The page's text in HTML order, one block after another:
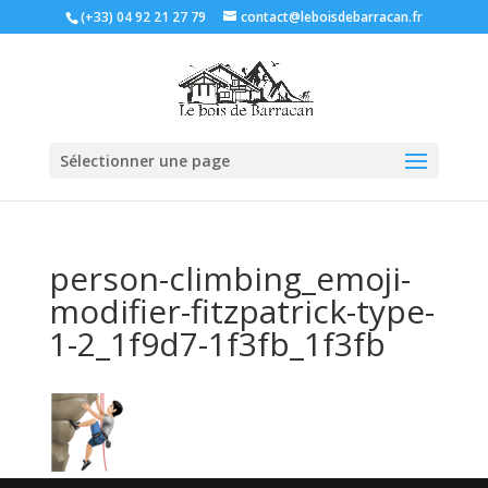
(+33) 04 92 21 27 79 contact@leboisdebarracan.fr
Sélectionner une page
person-climbing_emoji-
modifier-fitzpatrick-type-
1-2_1f9d7-1f3fb_1f3fb